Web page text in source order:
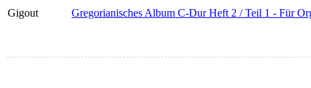
Gigout Gregorianisches Album C-Dur Heft 2 / Teil 1 - Für